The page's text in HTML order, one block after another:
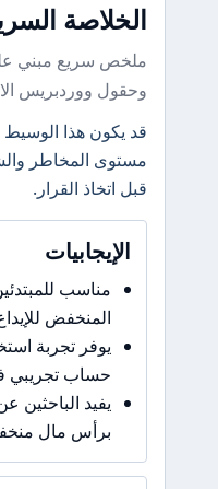
الخلاصة
ملخص سريع مبني
وحقول ووردبريس
قد يكون هذا الوسيط
مستوى المخاطر
قبل اتخاذ القرار.
الإيجابيات
مناسب
المنخفض
يوفر تجربة
حساب تجريبي
يفيد
برأس مال